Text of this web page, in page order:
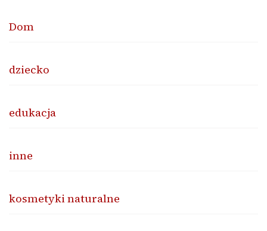
Dom
dziecko
edukacja
inne
kosmetyki naturalne